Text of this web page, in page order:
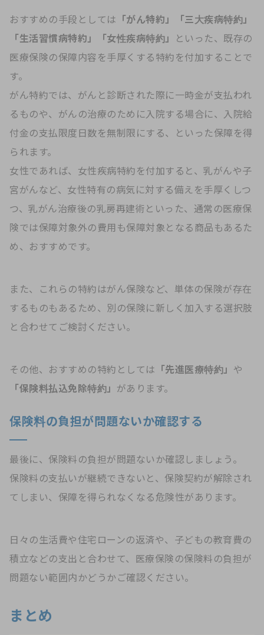
おすすめの手段としては 「がん特約」「三大疾病特約」
「生活習慣病特約」「女性疾病特約」
といった、既存の
医療保険の保障内容を手厚くする特約を付加することで
す。
がん特約では、がんと診断された際に一時金が支払われ
るものや、がんの治療のために入院する場合に、入院給
付金の支払限度日数を無制限にする、といった保障を得
られます。
女性であれば、女性疾病特約を付加すると、乳がんや子
宮がんなど、女性特有の病気に対する備えを手厚くしつ
つ、乳がん治療後の乳房再建術といった、通常の医療保
険では保障対象外の費用も保障対象となる商品もあるた
め、おすすめです。
また、これらの特約はがん保険など、単体の保険が存在
するものもあるため、別の保険に新しく加入する選択肢
と合わせてご検討ください。
その他、おすすめの特約としては 「先進医療特約」 や
「保険料払込免除特約」 があります。
保険料の負担が問題ないか確認する
最後に、保険料の負担が問題ないか確認しましょう。
保険料の支払いが継続できないと、保険契約が解除され
てしまい、保障を得られなくなる危険性があります。
日々の生活費や住宅ローンの返済や、子どもの教育費の
積立などの支出と合わせて、医療保険の保険料の負担が
問題ない範囲内かどうかご確認ください。
まとめ